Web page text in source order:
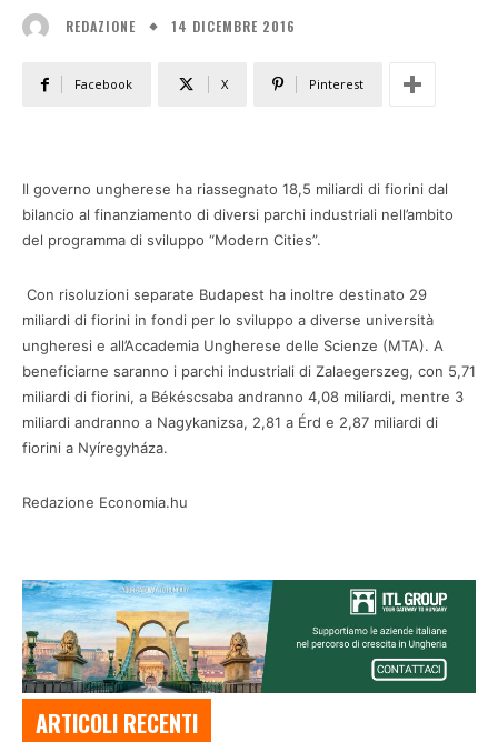
REDAZIONE 14 DICEMBRE 2016
Facebook X Pinterest
Il governo ungherese ha riassegnato 18,5 miliardi di fiorini dal
bilancio al finanziamento di diversi parchi industriali nell’ambito
del programma di sviluppo “Modern Cities”.
Con risoluzioni separate Budapest ha inoltre destinato 29
miliardi di fiorini in fondi per lo sviluppo a diverse università
ungheresi e all’Accademia Ungherese delle Scienze (MTA). A
beneficiarne saranno i parchi industriali di Zalaegerszeg, con 5,71
miliardi di fiorini, a Békéscsaba andranno 4,08 miliardi, mentre 3
miliardi andranno a Nagykanizsa, 2,81 a Érd e 2,87 miliardi di
fiorini a Nyíregyháza.
Redazione Economia.hu
ARTICOLI RECENTI